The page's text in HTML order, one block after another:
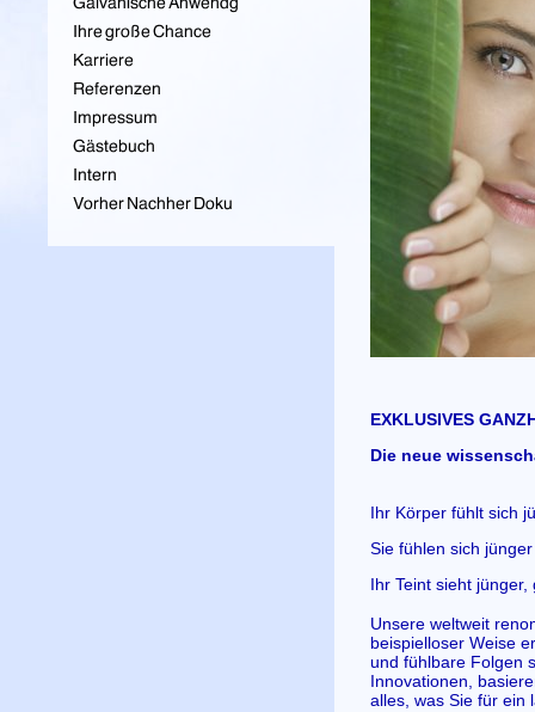
EXKLUSIVES
Die neue
Ihr Körper fühlt sich
Sie fühlen sich
Ihr Teint sieht
Unsere weltweit
beispielloser Weise
und fühlbare Folgen
Innovationen,
alles, was Sie für ein